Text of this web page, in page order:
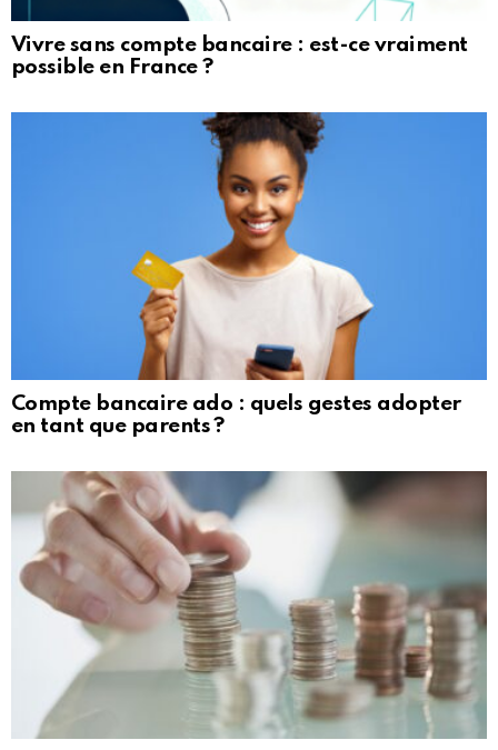
Vivre sans compte bancaire : est-ce vraiment
possible en France ?
Compte bancaire ado : quels gestes adopter
en tant que parents ?